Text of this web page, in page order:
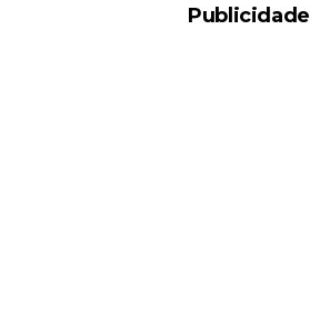
Publicidade